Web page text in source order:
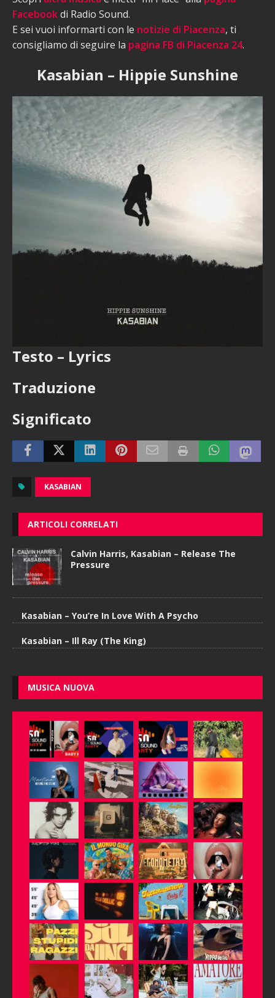
Facebookdi Radio Sound.
E sei vuoi informarti con le notizie di Piacenza, ti
consigliamo di seguire la pagina FB di Piacenza 24.
Kasabian – Hippie Sunshine
Testo – Lyrics
Traduzione
Significato
KASABIAN
ARTICOLI CORRELATI
Calvin Harris, Kasabian – Release The
Pressure
Kasabian – You’re In Love With A Psycho
Kasabian – Ill Ray (The King)
MUSICA NUOVA